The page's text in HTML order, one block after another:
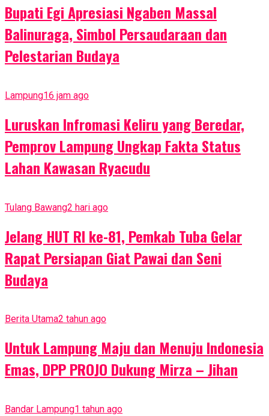
Bupati Egi Apresiasi Ngaben Massal
Balinuraga, Simbol Persaudaraan dan
Pelestarian Budaya
Lampung16 jam ago
Luruskan Infromasi Keliru yang Beredar,
Pemprov Lampung Ungkap Fakta Status
Lahan Kawasan Ryacudu
Tulang Bawang2 hari ago
Jelang HUT RI ke-81, Pemkab Tuba Gelar
Rapat Persiapan Giat Pawai dan Seni
Budaya
Berita Utama2 tahun ago
Untuk Lampung Maju dan Menuju Indonesia
Emas, DPP PROJO Dukung Mirza – Jihan
Bandar Lampung1 tahun ago